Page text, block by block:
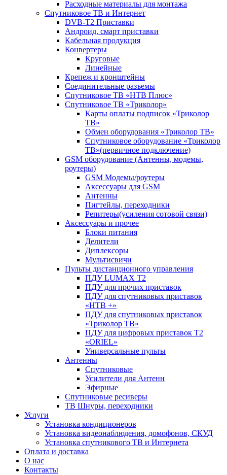
Расходные материалы для монтажа
Спутниковое ТВ и Интернет
DVB-Т2 Приставки
Андроид, смарт приставки
Кабельная продукция
Конвертеры
Круговые
Линейные
Крепеж и кронштейны
Соединительные разъемы
Спутниковое ТВ «НТВ Плюс»
Спутниковое ТВ «Триколор»
Карты оплаты подписок «Триколор
ТВ»
Обмен оборудования «Триколор ТВ»
Спутниковое оборудование «Триколор
ТВ»(первичное подключение)
GSM оборудование (Антенны, модемы,
роутеры)
GSM Модемы/роутеры
Аксессуары для GSM
Антенны
Пигтейлы, переходники
Репитеры(усиления сотовой связи)
Аксессуары и прочее
Блоки питания
Делители
Диплексоры
Мультисвичи
Пульты дистанционного управления
ПДУ LUMAX Т2
ПДУ для прочих приставок
ПДУ для спутниковых приставок
«НТВ +»
ПДУ для спутниковых приставок
«Триколор ТВ»
ПДУ для цифровых приставок Т2
«ORIEL»
Универсальные пульты
Антенны
Спутниковые
Усилители для Антенн
Эфирные
Спутниковые ресиверы
ТВ Шнуры, переходники
Услуги
Установка кондиционеров
Установка видеонаблюдения, домофонов, СКУД
Установка спутникового ТВ и Интернета
Оплата и доставка
О нас
Контакты